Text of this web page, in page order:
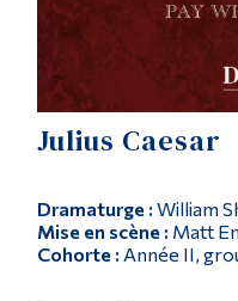
Julius Caesar
Dramaturge : William
Mise en scène : Matt
Cohorte : Année II,